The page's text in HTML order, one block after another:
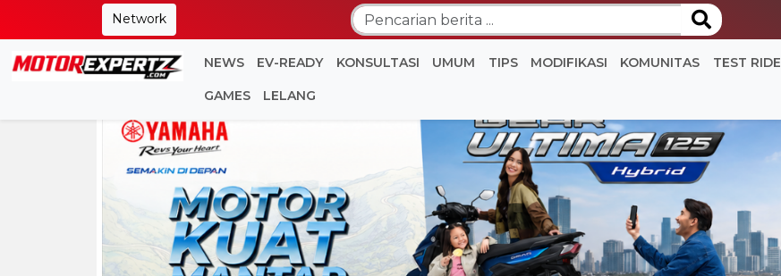
Network
NEWS EV-READY KONSULTASI UMUM TIPS MODIFIKASI KOMUNITAS TEST RIDE
GAMES LELANG